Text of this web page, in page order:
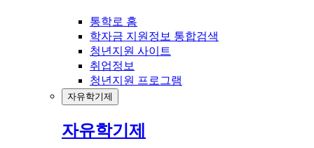
통학로 홈
학자금 지원정보 통합검색
청년지원 사이트
취업정보
청년지원 프로그램
자유학기제
자유학기제